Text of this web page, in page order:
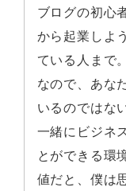
ブログの初心
から起業しよ
ている人まで。
なので、あな
いるのではな
一緒にビジネ
とができる環
値だと、僕は